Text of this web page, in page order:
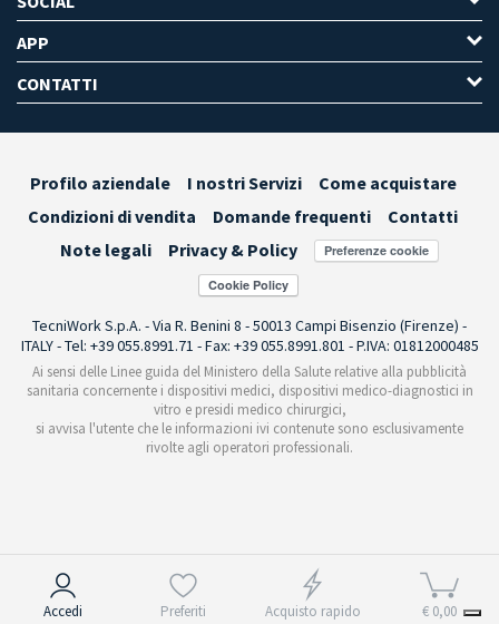
Accedi Preferiti Acquisto rapido € 0,00
APP
CONTATTI
Profilo aziendale I nostri Servizi
Come acquistare
Condizioni di vendita
Domande frequenti
Contatti
Note legali
Privacy & Policy Preferenze cookie
TecniWork S.p.A. - Via R. Benini 8 - 50013 Campi Bisenzio (Firenze) -
ITALY - Tel: +39 055.8991.71 - Fax: +39 055.8991.801 - P.IVA: 01812000485
Ai sensi delle Linee guida del Ministero della Salute relative alla pubblicità
sanitaria concernente i dispositivi medici, dispositivi medico-diagnostici in
vitro e presidi medico chirurgici,
si avvisa l'utente che le informazioni ivi contenute sono esclusivamente
rivolte agli operatori professionali.
Informativa sulla raccolta